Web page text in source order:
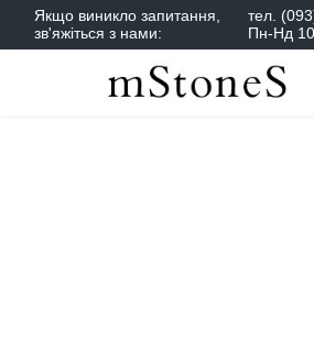
Якщо виникло запитання,
зв'яжіться з нами:
тел.
Пн-Нд